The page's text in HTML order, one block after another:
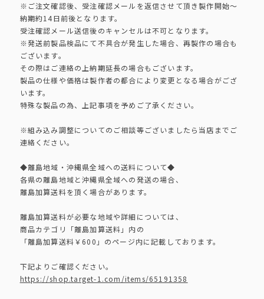
※ご注文確認後、受注確認メールを返信させて頂き製作開始～
納期約14日前後となります。
受注確認メール送信後のキャンセルは不可となります。
※発送前製品検品にて不具合が発生した場合、再製作の場合も
ございます。
その際はご連絡の上納期延長の場合もございます。
製品の仕様や価格は製作者の都合により変更となる場合がござ
います。
特殊な製品の為、上記事項を予めご了承ください。
※組み込み調整についてのご相談等ございましたら当店までご
連絡ください。
◆離島地域・沖縄県全域への送料について◆
各県の離島地域と沖縄県全域への発送の場合、
離島加算送料を頂く場合があります。
離島加算送料が必要な地域や詳細については、
商品カテゴリ「離島加算送料」内の
「離島加算送料￥600」のページ内に記載しております。
下記よりご確認ください。
https://shop.target-1.com/items/65191358